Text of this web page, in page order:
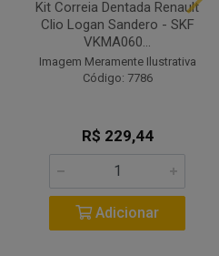
Kit Correia Dentada Renault
Clio Logan Sandero - SKF
VKMA060...
Imagem Meramente Ilustrativa
Código: 7786
R$ 229,44
Adicionar